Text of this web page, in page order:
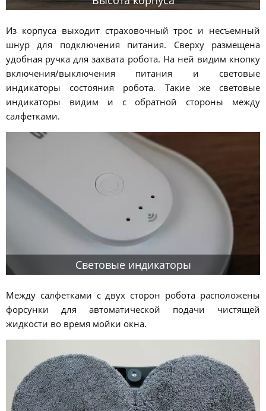
Из корпуса выходит страховочный трос и несъемный
шнур для подключения питания. Сверху размещена
удобная ручка для захвата робота. На ней видим кнопку
включения/выключения питания и световые
индикаторы состояния робота. Такие же световые
индикаторы видим и с обратной стороны между
салфетками.
Световые индикаторы
Между салфетками с двух сторон робота расположены
форсунки для автоматической подачи чистящей
жидкости во время мойки окна.